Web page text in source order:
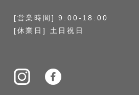
[営業時間] 9:00-18:00
[休業日] 土日祝日